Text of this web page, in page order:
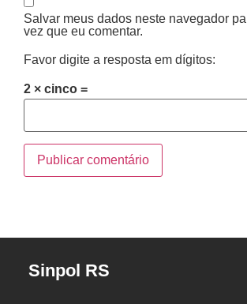
Salvar meus dados neste navegador
vez que eu comentar.
Favor digite a resposta em dígitos:
2 × cinco =
Sinpol RS